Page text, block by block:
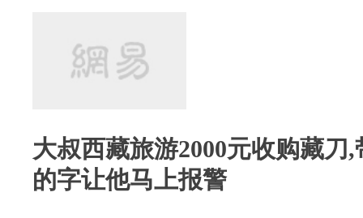
大叔西藏旅游2000元收购藏刀
的字让他马上报警